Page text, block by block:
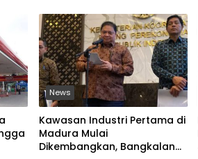
News
Kawasan Industri Pertama di
Madura Mulai
Dikembangkan, Bangkalan